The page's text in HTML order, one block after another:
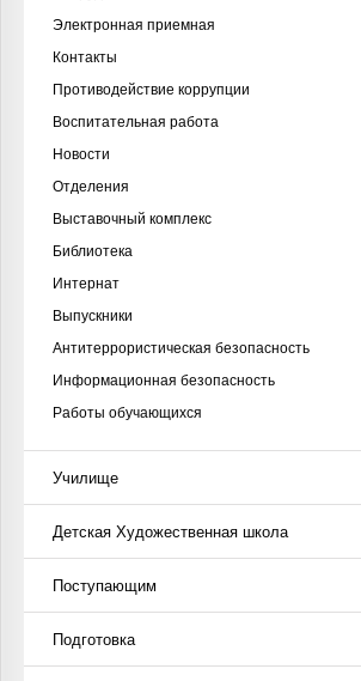
Электронная приемная
Контакты
Противодействие коррупции
Воспитательная работа
Новости
Отделения
Выставочный комплекс
Библиотека
Интернат
Выпускники
Антитеррористическая безопасность
Информационная безопасность
Работы обучающихся
Училище
Детская Художественная школа
Поступающим
Подготовка